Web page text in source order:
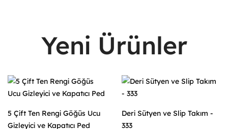
Yeni Ürünler
5 Çift Ten Rengi Göğüs Ucu
Gizleyici ve Kapatıcı Ped
Deri Sütyen ve Slip Takım -
333